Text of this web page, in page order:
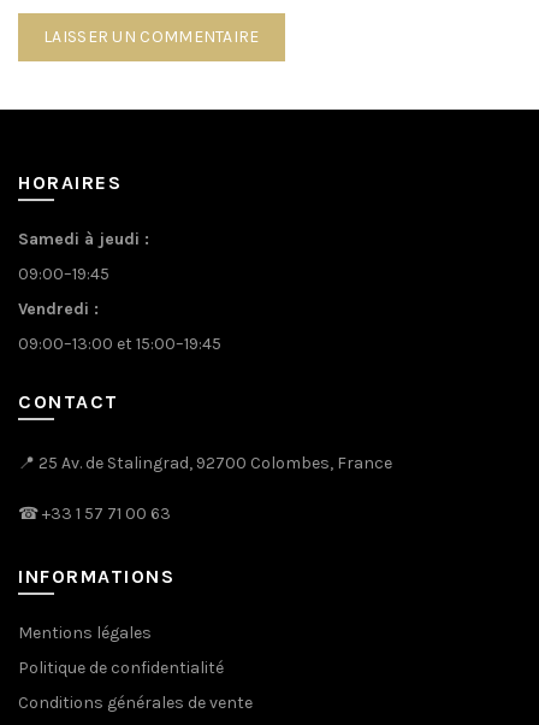
HORAIRES
Samedi à jeudi :
09:00–19:45
Vendredi :
09:00–13:00 et 15:00–19:45
CONTACT
📍 25 Av. de Stalingrad, 92700 Colombes, France
☎+33 1 57 71 00 63
INFORMATIONS
Mentions légales
Politique de confidentialité
Conditions générales de vente